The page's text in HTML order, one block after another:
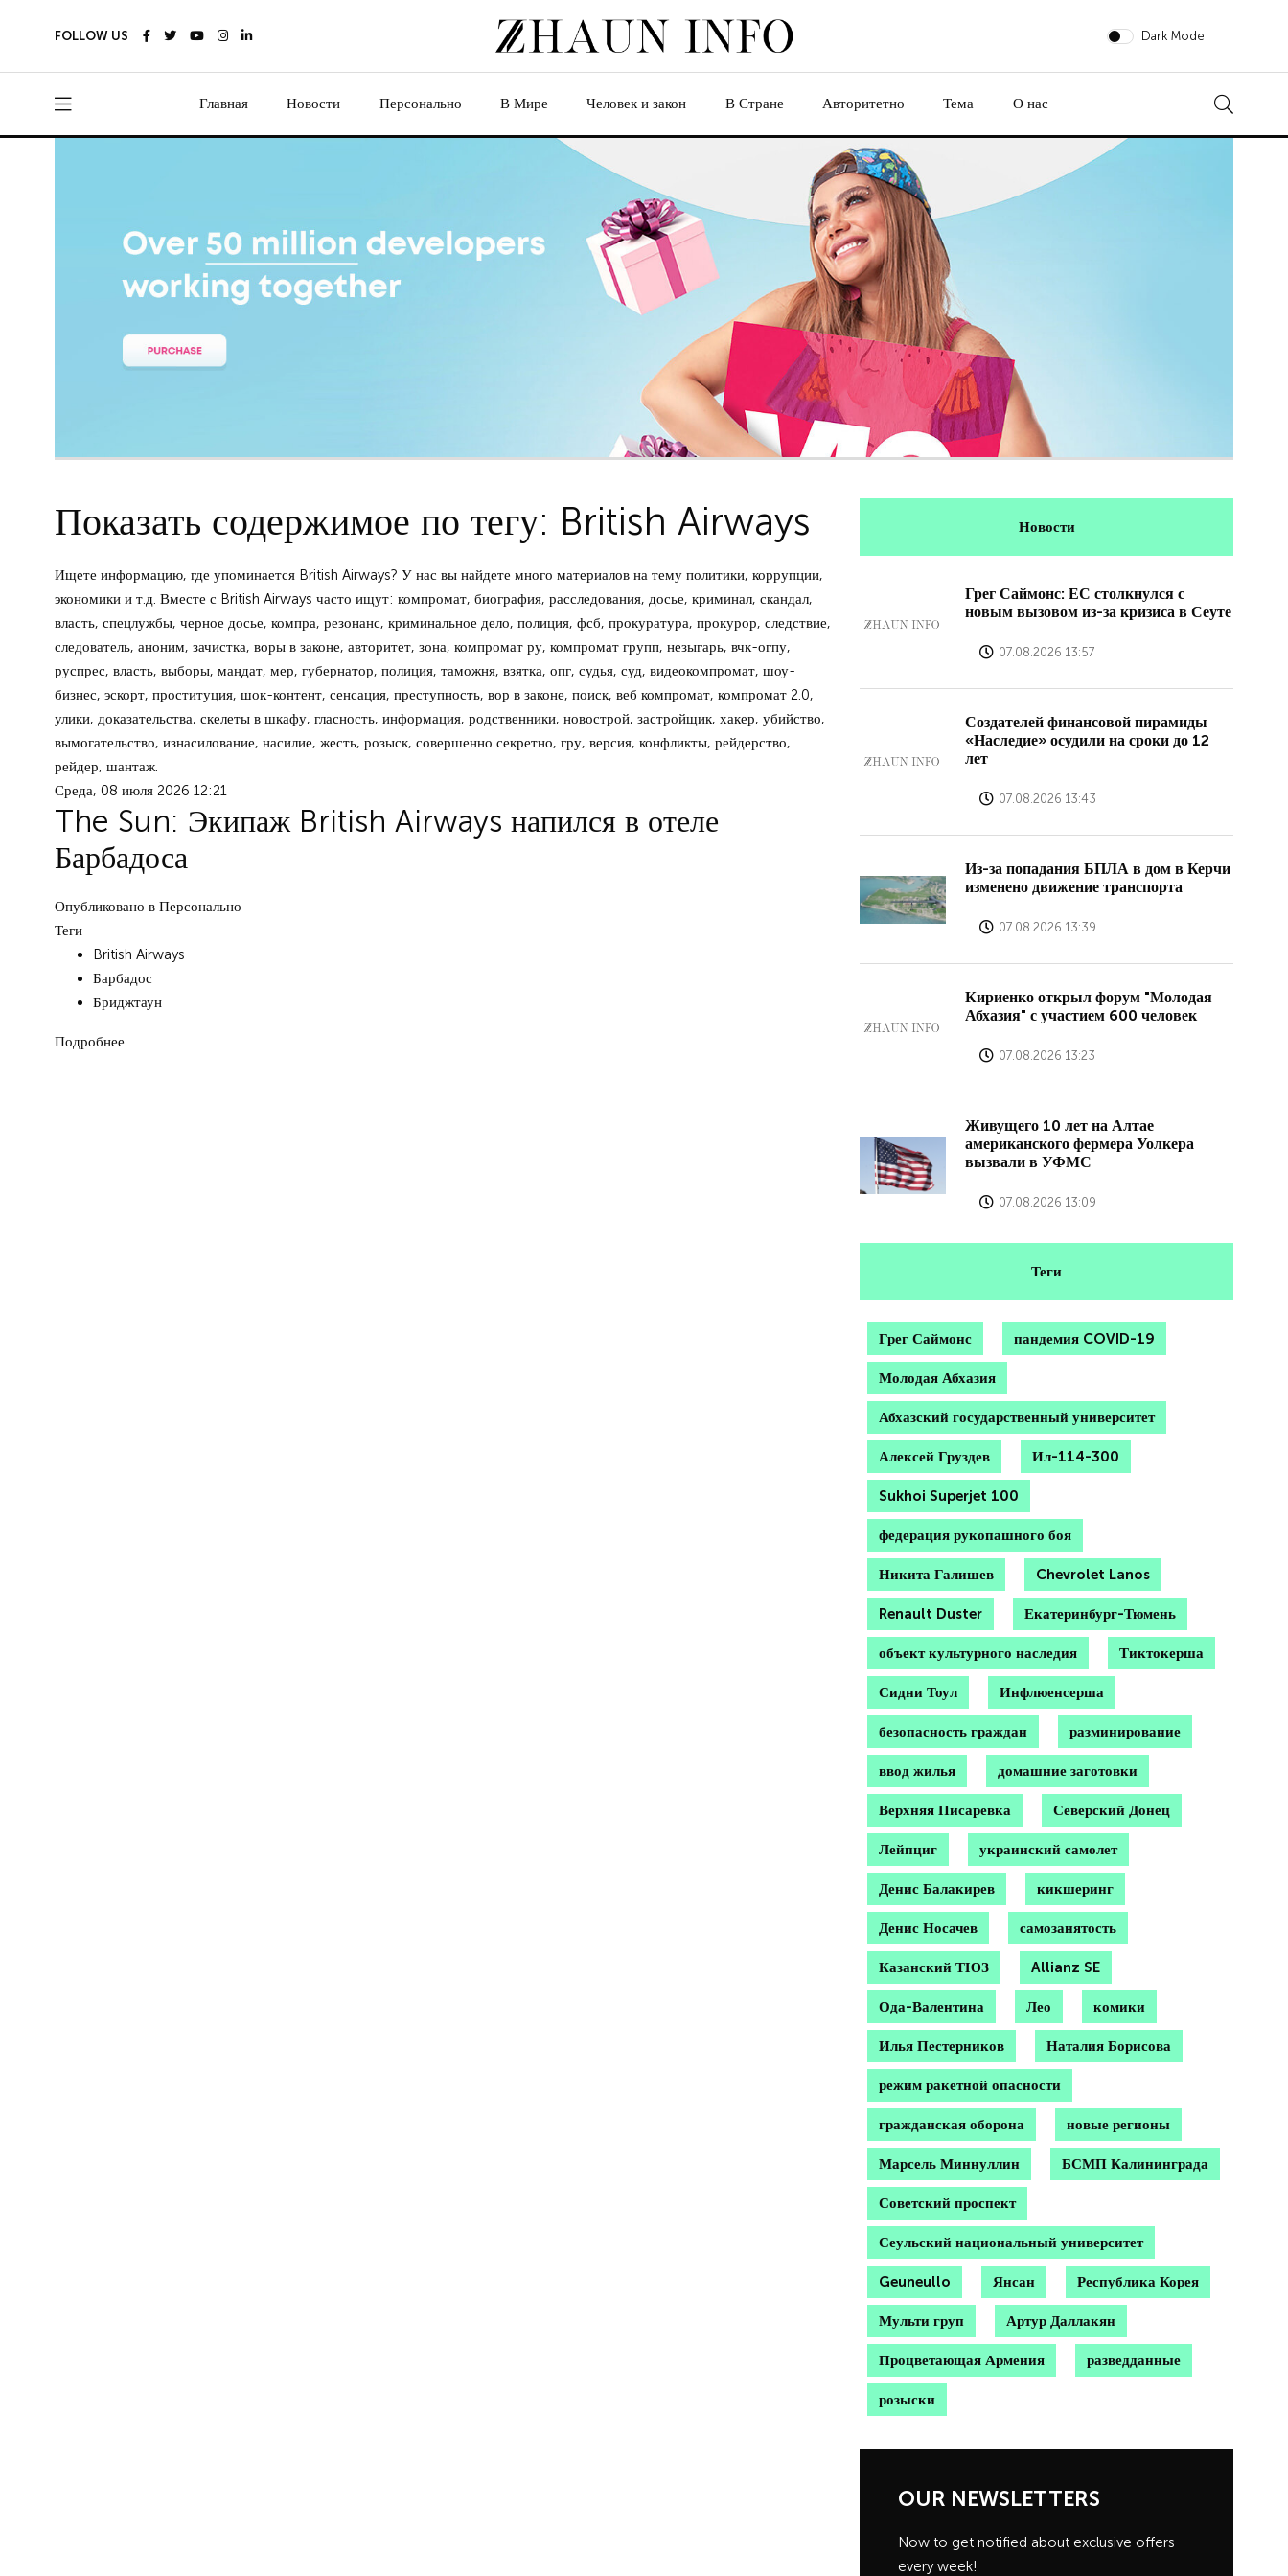
FOLLOW US Dark Mode
Главная Новости Персонально В Мире Человек и закон В Стране Авторитетно Тема О нас
Показать содержимое по тегу: British Airways
Ищете информацию, где упоминается British Airways? У нас вы найдете много материалов на тему политики, коррупции,
экономики и т.д. Вместе с British Airways часто ищут: компромат, биография, расследования, досье, криминал, скандал,
власть, спецлужбы, черное досье, компра, резонанс, криминальное дело, полиция, фсб, прокуратура, прокурор, следствие,
следователь, аноним, зачистка, воры в законе, авторитет, зона, компромат ру, компромат групп, незыгарь, вчк-огпу,
руспрес, власть, выборы, мандат, мер, губернатор, полиция, таможня, взятка, опг, судья, суд, видеокомпромат, шоу-
бизнес, эскорт, проституция, шок-контент, сенсация, преступность, вор в законе, поиск, веб компромат, компромат 2.0,
улики, доказательства, скелеты в шкафу, гласность, информация, родственники, новострой, застройщик, хакер, убийство,
вымогательство, изнасилование, насилие, жесть, розыск, совершенно секретно, гру, версия, конфликты, рейдерство,
рейдер, шантаж.
Среда, 08 июля 2026 12:21
The Sun: Экипаж British Airways напился в отеле
Барбадоса
Опубликовано в Персонально
Теги
British Airways
Барбадос
Бриджтаун
Подробнее ...
Новости
Грег Саймонс: ЕС столкнулся с
новым вызовом из-за кризиса в Сеуте
07.08.2026 13:57
Создателей финансовой пирамиды
«Наследие» осудили на сроки до 12
лет
07.08.2026 13:43
Из-за попадания БПЛА в дом в Керчи
изменено движение транспорта
07.08.2026 13:39
Кириенко открыл форум "Молодая
Абхазия" с участием 600 человек
07.08.2026 13:23
Живущего 10 лет на Алтае
американского фермера Уолкера
вызвали в УФМС
07.08.2026 13:09
Теги
Грег Саймонс пандемия COVID-19
Молодая Абхазия
Абхазский государственный университет
Алексей Груздев Ил-114-300
Sukhoi Superjet 100
федерация рукопашного боя
Никита Галишев Chevrolet Lanos
Renault Duster Екатеринбург-Тюмень
объект культурного наследия Тиктокерша
Сидни Тоул Инфлюенсерша
безопасность граждан разминирование
ввод жилья домашние заготовки
Верхняя Писаревка Северский Донец
Лейпциг украинский самолет
Денис Балакирев кикшеринг
Денис Носачев самозанятость
Казанский ТЮЗ Allianz SE
Ода-Валентина Лео комики
Илья Пестерников Наталия Борисова
режим ракетной опасности
гражданская оборона новые регионы
Марсель Миннуллин БСМП Калининграда
Советский проспект
Сеульский национальный университет
Geuneullo Янсан Республика Корея
Мульти груп Артур Даллакян
Процветающая Армения разведданные
розыски
OUR NEWSLETTERS
Now to get notified about exclusive offers
every week!